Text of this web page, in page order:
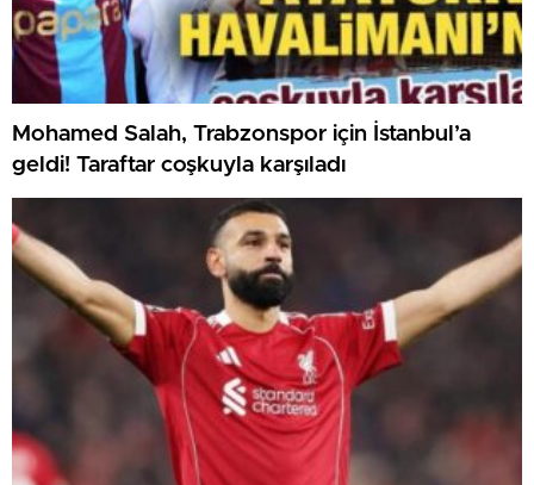
Mohamed Salah, Trabzonspor için İstanbul’a
geldi! Taraftar coşkuyla karşıladı